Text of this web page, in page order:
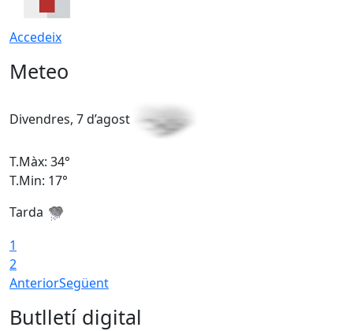
Accedeix
Meteo
Divendres, 7 d’agost
T.Màx: 34°
T.Min: 17°
Tarda
1
2
AnteriorSegüent
Butlletí digital